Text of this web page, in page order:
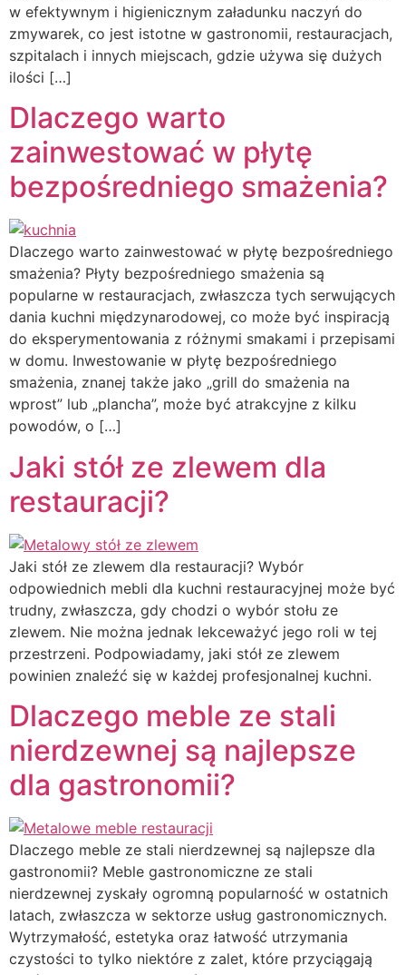
w efektywnym i higienicznym załadunku naczyń do
zmywarek, co jest istotne w gastronomii, restauracjach,
szpitalach i innych miejscach, gdzie używa się dużych
ilości […]
Dlaczego warto
zainwestować w płytę
bezpośredniego smażenia?
Dlaczego warto zainwestować w płytę bezpośredniego
smażenia? Płyty bezpośredniego smażenia są
popularne w restauracjach, zwłaszcza tych serwujących
dania kuchni międzynarodowej, co może być inspiracją
do eksperymentowania z różnymi smakami i przepisami
w domu. Inwestowanie w płytę bezpośredniego
smażenia, znanej także jako „grill do smażenia na
wprost” lub „plancha”, może być atrakcyjne z kilku
powodów, o […]
Jaki stół ze zlewem dla
restauracji?
Jaki stół ze zlewem dla restauracji? Wybór
odpowiednich mebli dla kuchni restauracyjnej może być
trudny, zwłaszcza, gdy chodzi o wybór stołu ze
zlewem. Nie można jednak lekceważyć jego roli w tej
przestrzeni. Podpowiadamy, jaki stół ze zlewem
powinien znaleźć się w każdej profesjonalnej kuchni.
Dlaczego meble ze stali
nierdzewnej są najlepsze
dla gastronomii?
Dlaczego meble ze stali nierdzewnej są najlepsze dla
gastronomii? Meble gastronomiczne ze stali
nierdzewnej zyskały ogromną popularność w ostatnich
latach, zwłaszcza w sektorze usług gastronomicznych.
Wytrzymałość, estetyka oraz łatwość utrzymania
czystości to tylko niektóre z zalet, które przyciągają